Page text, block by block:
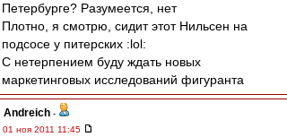
Петербурге? Разумеется, нет
Плотно, я смотрю, сидит этот Нильсен на
подсосе у питерских :lol:
С нетерпением буду ждать новых
маркетинговых исследований фигуранта
Andreich -
01 ноя 2011 11:45